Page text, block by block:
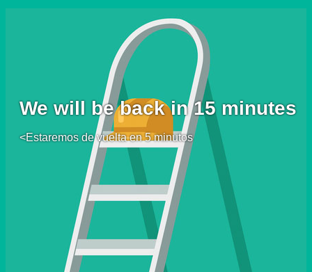
We will be back in 15 minutes
<Estaremos de vuelta en 5 minutos